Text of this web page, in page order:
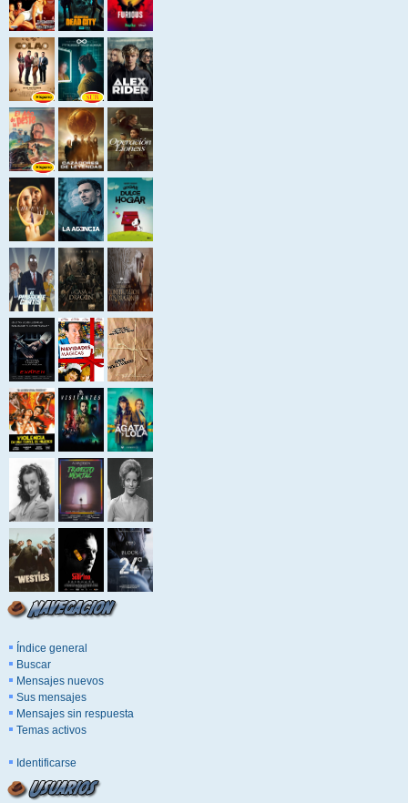
Índice general
Buscar
Mensajes nuevos
Sus mensajes
Mensajes sin respuesta
Temas activos
Identificarse